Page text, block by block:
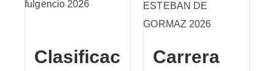
Clasificac
Carrera